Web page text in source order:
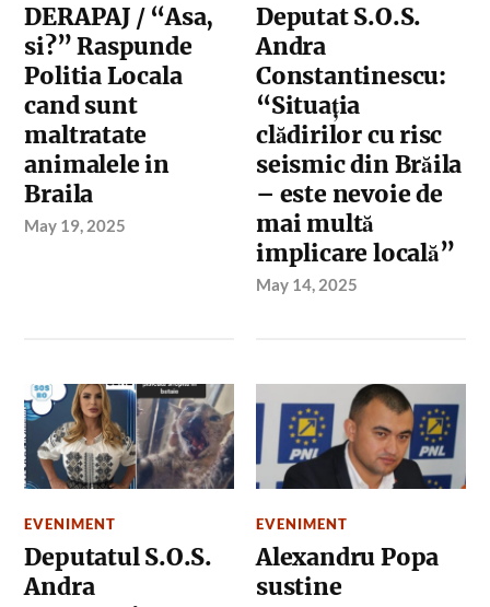
DERAPAJ / “Asa,
si?” Raspunde
Politia Locala
cand sunt
maltratate
animalele in
Braila
May 19, 2025
Deputat S.O.S.
Andra
Constantinescu:
“Situația
clădirilor cu risc
seismic din Brăila
– este nevoie de
mai multă
implicare locală”
May 14, 2025
EVENIMENT
Deputatul S.O.S.
Andra
EVENIMENT
Alexandru Popa
sustine